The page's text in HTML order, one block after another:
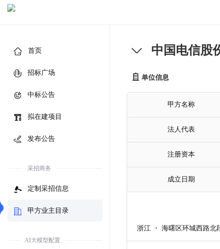
首页
招标广场
中标公告
拟在建项目
发布公告
采招商务
定制采招信息
甲方业主目录
AI大模型配置
中国电信股
单位信息
甲方名称
法人代表
注册资本
成立日期
浙江 ・ 海曙区环城西路北